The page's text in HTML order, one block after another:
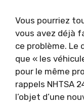
Vous pourriez
vous avez déjà
ce problème. Le
que « les
pour le même
rappels NHTSA
l’objet d’une